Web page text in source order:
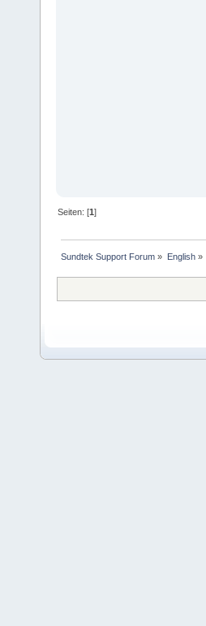
Seiten: [1]
Sundtek Support Forum » English»